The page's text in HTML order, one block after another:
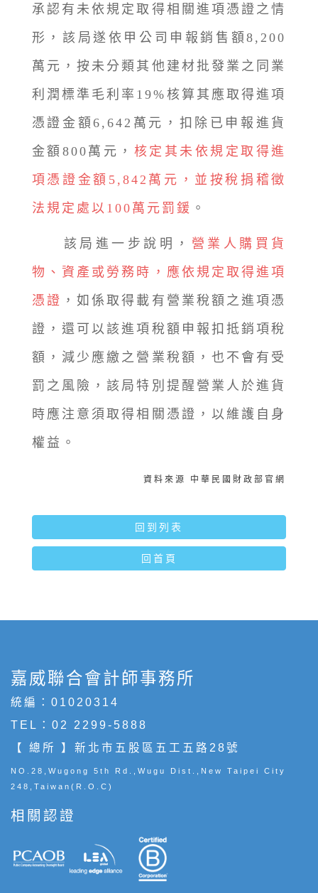
承認有未依規定取得相關進項憑證之情
形，該局遂依甲公司申報銷售額8,200
萬元，按未分類其他建材批發業之同業
利潤標準毛利率19%核算其應取得進項
憑證金額6,642萬元，扣除已申報進貨
金額800萬元， 核定其未依規定取得進
項憑證金額5,842萬元，並按稅捐稽徵
法規定處以100萬元罰鍰 。
該局進一步說明， 營業人購買貨
物、資產或勞務時，應依規定取得進項
憑證 ，如係取得載有營業稅額之進項憑
證，還可以該進項稅額申報扣抵銷項稅
額，減少應繳之營業稅額，也不會有受
罰之風險，該局特別提醒營業人於進貨
時應注意須取得相關憑證，以維護自身
權益。
資料來源 中華民國財政部官網
回到列表
回首頁
嘉威聯合會計師事務所
統編：01020314
TEL： 02 2299-5888
【 總所 】新北市五股區五工五路28號
NO.28,Wugong 5th Rd.,Wugu Dist.,New Taipei City
248,Taiwan(R.O.C)
相關認證